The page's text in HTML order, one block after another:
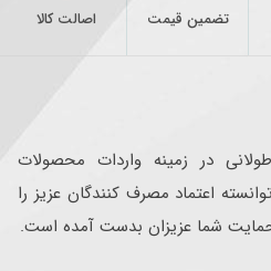
تضمین قیمت اصالت کالا
طولانی در زمینه واردات محصولات
اعتماد مصرف کنندگان عزیز را
شما عزیزان بدست آمده است.